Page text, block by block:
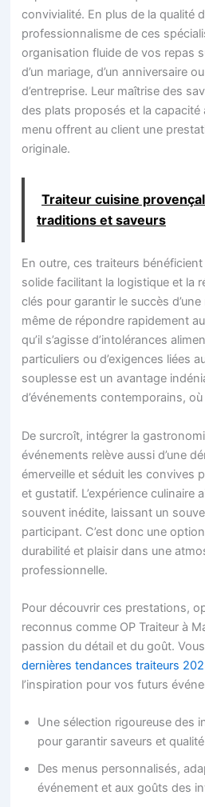
convivialité. En plus de la qualité
professionnalisme de ces
organisation fluide de vos repas
d’un mariage, d’un anniversaire
d’entreprise. Leur maîtrise des
des plats proposés et la capacité
menu offrent au client une
originale.
Traiteur cuisine
traditions et saveurs
En outre, ces traiteurs
solide facilitant la logistique et la
clés pour garantir le succès
même de répondre rapidement
qu’il s’agisse d’intolérances
particuliers ou d’exigences liées
souplesse est un avantage
d’événements contemporains,
De surcroît, intégrer la
événements relève aussi d’une
émerveille et séduit les convives
et gustatif. L’expérience culinaire
souvent inédite, laissant un
participant. C’est donc une option
durabilité et plaisir dans une
professionnelle.
Pour découvrir ces prestations,
reconnus comme OP Traiteur à
passion du détail et du goût.
dernières tendances traiteurs
l’inspiration pour vos futurs
Une sélection rigoureuse des
pour garantir saveurs et qualité
Des menus personnalisés,
événement et aux goûts des